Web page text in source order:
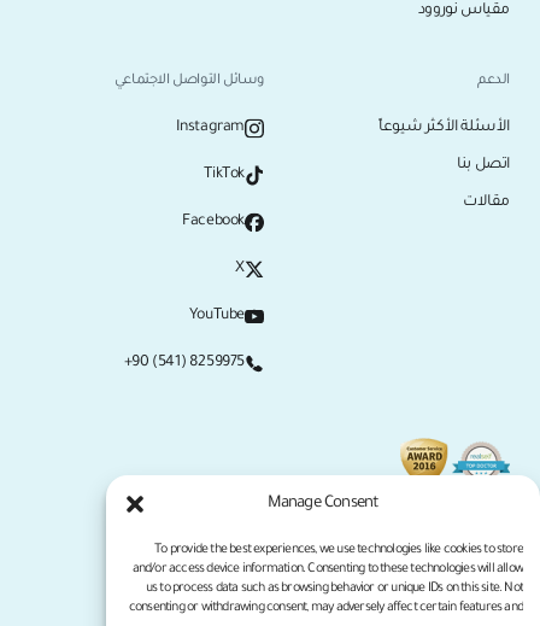
Manage Consent
To provide the best experiences, we use technologies like cookies to store
and/or access device information. Consenting to these technologies will allow
us to process data such as browsing behavior or unique IDs on this site. Not
consenting or withdrawing consent, may adversely affect certain features and
مقياس نوروود
الدعم
الأسئلة الأكثر شيوعاً
اتصل بنا
مقالات
وسائل التواصل الاجتماعي
Instagram
TikTok
Facebook
X
YouTube
+90 (541) 8259975